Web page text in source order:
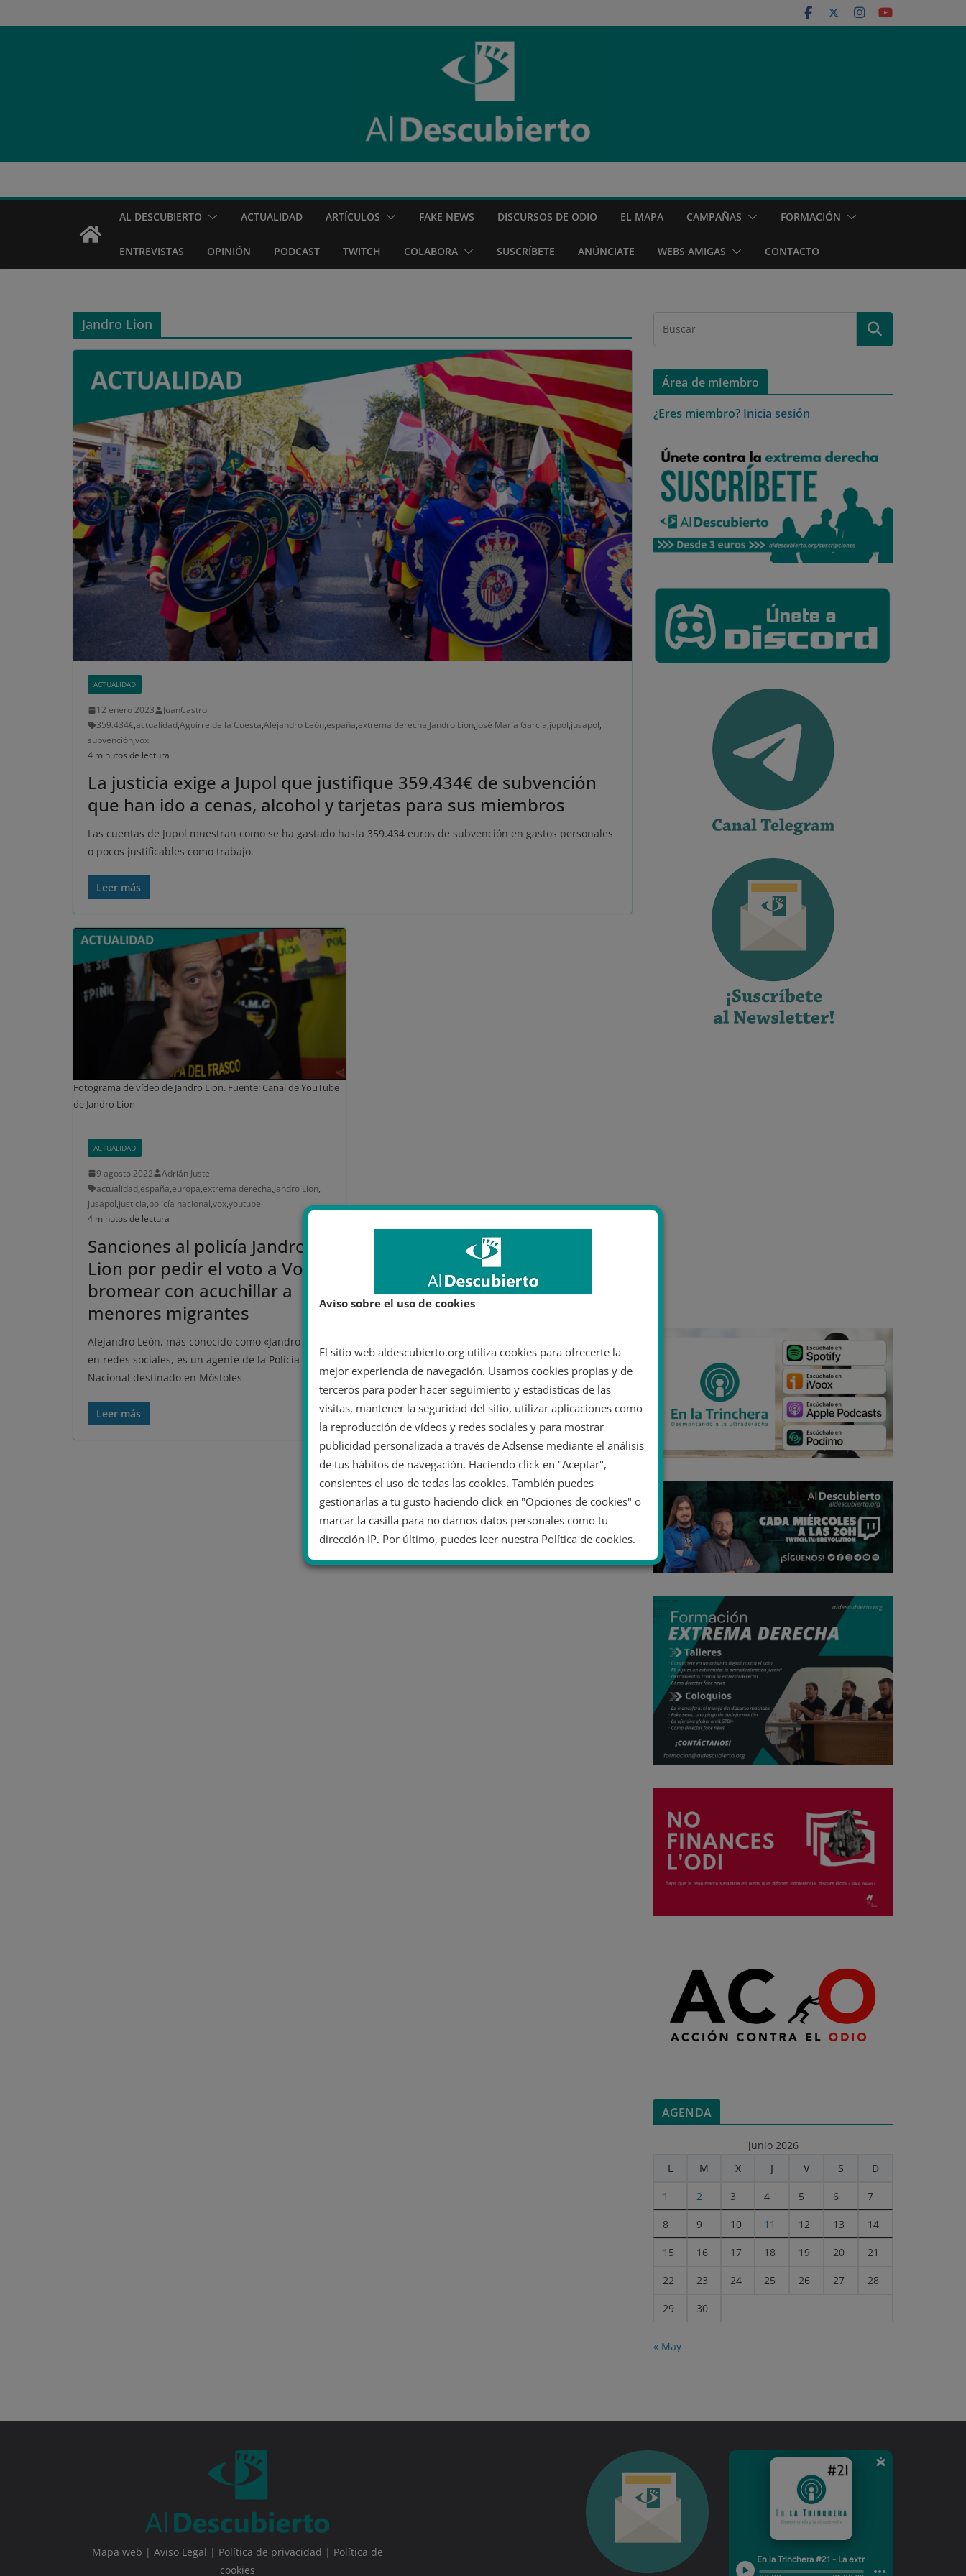
al
AL DESCUBIERTO ACTUALIDAD ARTÍCULOS FAKE NEWS DISCURSOS DE ODIO EL MAPA CAMPAÑAS FORMACIÓN
ENTREVISTAS OPINIÓN PODCAST TWITCH COLABORA SUSCRÍBETE ANÚNCIATE WEBS AMIGAS CONTACTO
Jandro Lion
ACTUALIDAD
12 enero 2023
JuanCastro
359.434€,actualidad,Aguirre de la Cuesta,Alejandro León,españa,extrema derecha,Jandro Lion,José María García,jupol,jusapol,
subvención,vox
4 minutos de lectura
La justicia exige a Jupol que justifique 359.434€ de subvención
que han ido a cenas, alcohol y tarjetas para sus miembros
Las cuentas de Jupol muestran como se ha gastado hasta 359.434 euros de subvención en gastos personales
o pocos justificables como trabajo.
Leer más
Fotograma de vídeo de Jandro Lion. Fuente: Canal de YouTube
de Jandro Lion
ACTUALIDAD
9 agosto 2022
Adrián Juste
actualidad,españa,europa,extrema derecha,Jandro Lion,
jusapol,justicia,policía nacional,vox,youtube
4 minutos de lectura
Sanciones al policía Jandro
Lion por pedir el voto a Vox y
bromear con acuchillar a
menores migrantes
Alejandro León, más conocido como «Jandro Lion»
en redes sociales, es un agente de la Policía
Nacional destinado en Móstoles
Leer más
Área de miembro
¿Eres miembro? Inicia sesión
AGENDA
junio 2026
L
M X J V S D
1 2 3 4 5 6 7
8 9 10 11 12 13 14
15 16 17 18 19 20 21
22 23 24 25 26 27 28
29 30
« May
Mapa web | Aviso Legal | Política de privacidad | Política de
cookies
Aviso sobre el uso de cookies
El sitio web aldescubierto.org utiliza cookies para ofrecerte la
mejor experiencia de navegación. Usamos cookies propias y de
terceros para poder hacer seguimiento y estadísticas de las
visitas, mantener la seguridad del sitio, utilizar aplicaciones como
la reproducción de vídeos y redes sociales y para mostrar
publicidad personalizada a través de Adsense mediante el análisis
de tus hábitos de navegación. Haciendo click en "Aceptar",
consientes el uso de todas las cookies. También puedes
gestionarlas a tu gusto haciendo click en "Opciones de cookies" o
marcar la casilla para no darnos datos personales como tu
dirección IP. Por último, puedes leer nuestra Política de cookies.